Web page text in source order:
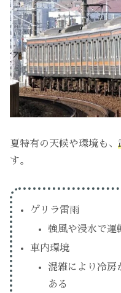
夏特有の天候や環境も、
す。
ゲリラ雷雨
強風や浸水で運
車内環境
混雑により冷房
ある